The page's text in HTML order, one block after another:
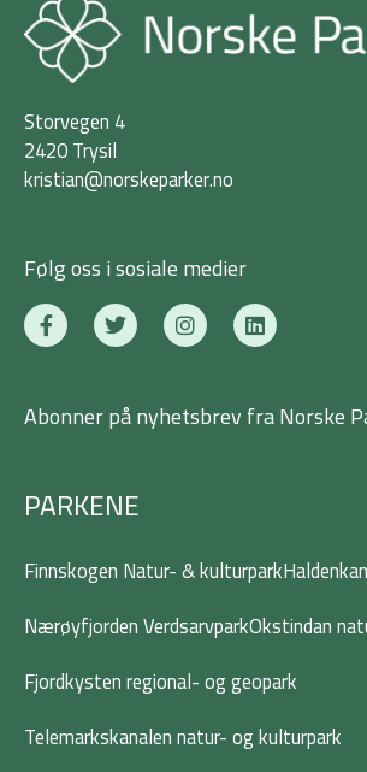
Storvegen 4
2420 Trysil
kristian@norskeparker.no
Følg oss i sosiale medier
F
a
c
o
-
f
T
w
i
e
I
n
s
a
g
L
i
n
e
d
Abonner på nyhetsbrev fra Norske
PARKENE
Finnskogen Natur- & kulturpark
Nærøyfjorden VerdsarvparkOkstindan
Fjordkysten regional- og geopark
Telemarkskanalen natur- og kulturpark